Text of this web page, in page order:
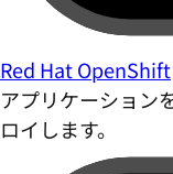
Red Hat OpenShift
アプリケーション
ロイします。